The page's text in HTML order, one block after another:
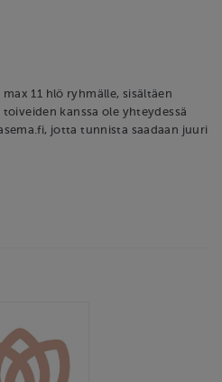
11 hlö ryhmälle, sisältäen
kanssa ole yhteydessä
jotta tunnista saadaan juuri